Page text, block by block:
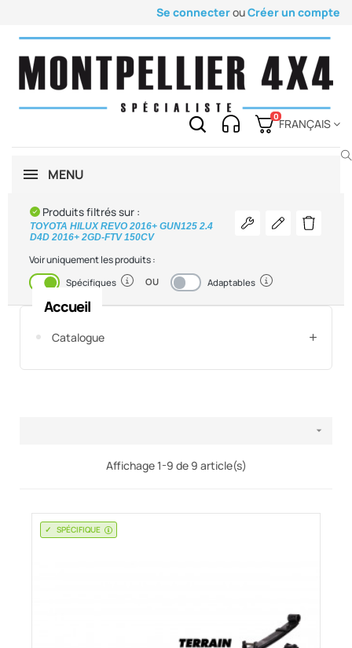
Se connecterouCréer un compte
0
FRANÇAIS
MENU
Produits filtrés sur :
TOYOTA HILUX REVO 2016+ GUN125 2.4
D4D 2016+ 2GD-FTV 150CV
Voir les pièces
Modifier mon
Voir uniquement les produits :
Activé Spécifiques OU DésactivéAdaptables
Accueil
Catalogue

Affichage 1-9 de 9 article(s)
SPÉCIFIQUE